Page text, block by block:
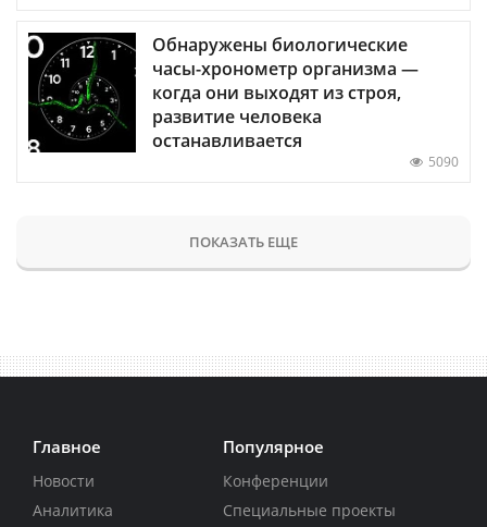
Обнаружены биологические
часы-хронометр организма —
когда они выходят из строя,
развитие человека
останавливается
5090
ПОКАЗАТЬ ЕЩЕ
Главное
Новости
Аналитика
Популярное
Конференции
Специальные проекты